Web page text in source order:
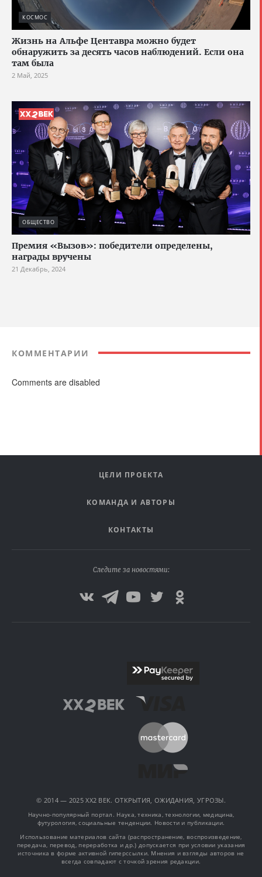
КОСМОС
Жизнь на Альфе Центавра можно будет
обнаружить за десять часов наблюдений. Если она
там была
2 Май, 2025
ОБЩЕСТВО
Премия «Вызов»: победители определены,
награды вручены
21 Декабрь, 2024
КОММЕНТАРИИ
Comments are disabled
ЦЕЛИ ПРОЕКТА
КОМАНДА И АВТОРЫ
КОНТАКТЫ
Следите за новостями:
© 2014 — 2025 XX2 ВЕК. ОТКРЫТИЯ, ОЖИДАНИЯ, УГРОЗЫ.
Научно-популярный портал. Наука, техника, технологии, медицина,
футурология, социальные тенденции. Новости и публикации.
Использование материалов сайта (распространение, воспроизведение,
передача, перевод, переработка и др.) допускается при условии указания
источника в форме активной гиперссылки. Мнения и взгляды авторов не
всегда совпадают с точкой зрения редакции.